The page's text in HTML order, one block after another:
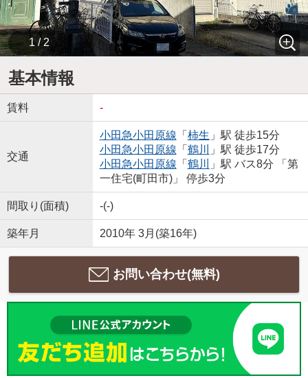
1 / 2
基本情報
賃料 -
交通
小田急小田原線 「 柿生 」駅 徒歩15分
小田急小田原線 「 鶴川
」駅 徒歩17分
小田急小田原線 「 鶴川
」駅 バス8分 「第
一住宅(町田市)」 停歩3分
間取り(面積) -(-)
築年月 2010年 3月(築16年)
お問い合わせ(無料)